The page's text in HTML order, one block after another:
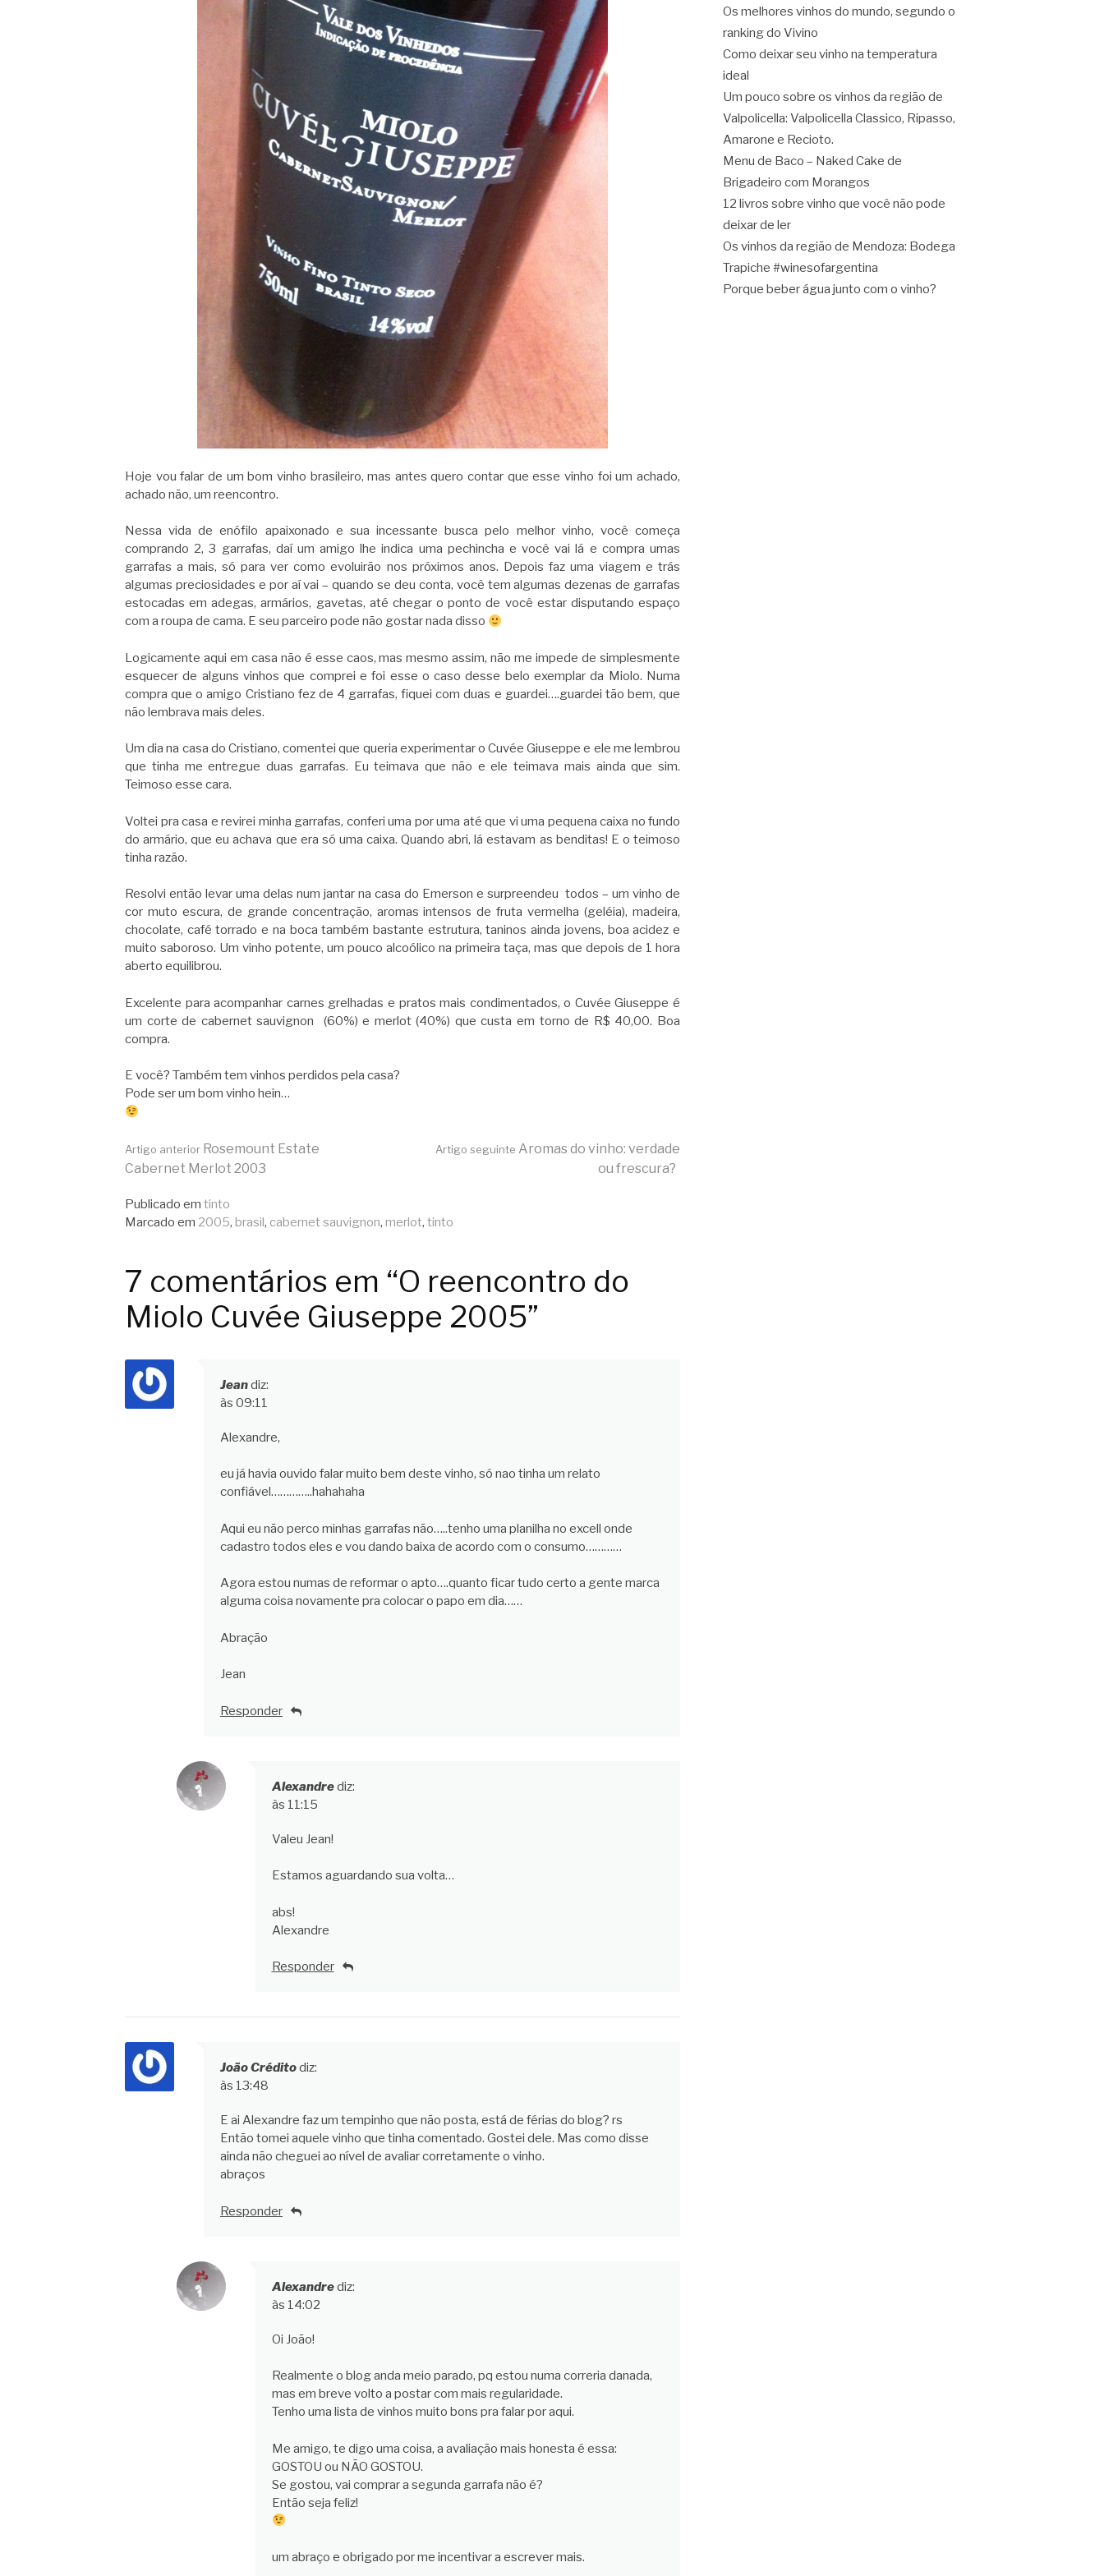
Hoje vou falar de um bom vinho brasileiro, mas antes quero contar que esse vinho foi um achado,
achado não, um reencontro.
Nessa vida de enófilo apaixonado e sua incessante busca pelo melhor vinho, você começa
comprando 2, 3 garrafas, daí um amigo lhe indica uma pechincha e você vai lá e compra umas
garrafas a mais, só para ver como evoluirão nos próximos anos. Depois faz uma viagem e trás
algumas preciosidades e por aí vai – quando se deu conta, você tem algumas dezenas de garrafas
estocadas em adegas, armários, gavetas, até chegar o ponto de você estar disputando espaço
com a roupa de cama. E seu parceiro pode não gostar nada disso
Logicamente aqui em casa não é esse caos, mas mesmo assim, não me impede de simplesmente
esquecer de alguns vinhos que comprei e foi esse o caso desse belo exemplar da Miolo. Numa
compra que o amigo Cristiano fez de 4 garrafas, fiquei com duas e guardei….guardei tão bem, que
não lembrava mais deles.
Um dia na casa do Cristiano, comentei que queria experimentar o Cuvée Giuseppe e ele me lembrou
que tinha me entregue duas garrafas. Eu teimava que não e ele teimava mais ainda que sim.
Teimoso esse cara.
Voltei pra casa e revirei minha garrafas, conferi uma por uma até que vi uma pequena caixa no fundo
do armário, que eu achava que era só uma caixa. Quando abri, lá estavam as benditas! E o teimoso
tinha razão.
Resolvi então levar uma delas num jantar na casa do Emerson e surpreendeu todos – um vinho de
cor muto escura, de grande concentração, aromas intensos de fruta vermelha (geléia), madeira,
chocolate, café torrado e na boca também bastante estrutura, taninos ainda jovens, boa acidez e
muito saboroso. Um vinho potente, um pouco alcoólico na primeira taça, mas que depois de 1 hora
aberto equilibrou.
Excelente para acompanhar carnes grelhadas e pratos mais condimentados, o Cuvée Giuseppe é
um corte de cabernet sauvignon (60%) e merlot (40%) que custa em torno de R$ 40,00. Boa
compra.
E você? Também tem vinhos perdidos pela casa?
Pode ser um bom vinho hein…
Continue
lendo
Artigo anterior Rosemount Estate
Cabernet Merlot 2003
Artigo seguinte Aromas do vinho: verdade
ou frescura?
Publicado em tinto
Marcado em 2005, brasil, cabernet sauvignon, merlot, tinto
7 comentários em “O reencontro do
Miolo Cuvée Giuseppe 2005”
Jeandiz:
às 09:11
Alexandre,
eu já havia ouvido falar muito bem deste vinho, só nao tinha um relato
confiável…………..hahahaha
Aqui eu não perco minhas garrafas não…..tenho uma planilha no excell onde
cadastro todos eles e vou dando baixa de acordo com o consumo…………
Agora estou numas de reformar o apto….quanto ficar tudo certo a gente marca
alguma coisa novamente pra colocar o papo em dia……
Abração
Jean
Responder
Alexandrediz:
às 11:15
Valeu Jean!
Estamos aguardando sua volta…
abs!
Alexandre
Responder
João Créditodiz:
às 13:48
E ai Alexandre faz um tempinho que não posta, está de férias do blog? rs
Então tomei aquele vinho que tinha comentado. Gostei dele. Mas como disse
ainda não cheguei ao nível de avaliar corretamente o vinho.
abraços
Responder
Alexandrediz:
às 14:02
Oi João!
Realmente o blog anda meio parado, pq estou numa correria danada,
mas em breve volto a postar com mais regularidade.
Tenho uma lista de vinhos muito bons pra falar por aqui.
Me amigo, te digo uma coisa, a avaliação mais honesta é essa:
GOSTOU ou NÃO GOSTOU.
Se gostou, vai comprar a segunda garrafa não é?
Então seja feliz!
um abraço e obrigado por me incentivar a escrever mais.
Os melhores vinhos do mundo, segundo o
ranking do Vivino
Como deixar seu vinho na temperatura
ideal
Um pouco sobre os vinhos da região de
Valpolicella: Valpolicella Classico, Ripasso,
Amarone e Recioto.
Menu de Baco – Naked Cake de
Brigadeiro com Morangos
12 livros sobre vinho que você não pode
deixar de ler
Os vinhos da região de Mendoza: Bodega
Trapiche #winesofargentina
Porque beber água junto com o vinho?